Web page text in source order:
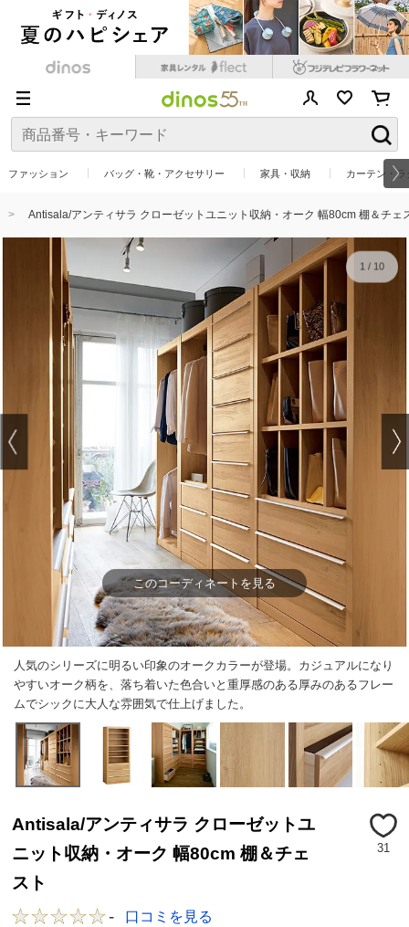
ファッション バッグ・靴・アクセサリー 家具・収納 カーテン・
Antisala/アンティサラ クローゼットユニット収納・オーク 幅80cm 棚＆チェ
このコーディネートを見る
人気のシリーズに明るい印象のオークカラーが登場。カジュアルになり
やすいオーク柄を、落ち着いた色合いと重厚感のある厚みのあるフレー
ムでシックに大人な雰囲気で仕上げました。
1/ 10
Antisala/アンティサラ クローゼットユ
ニット収納・オーク 幅80cm 棚＆チェ
スト
31
- 口コミを見る